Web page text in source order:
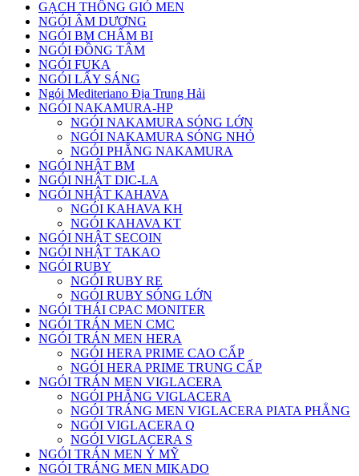
GẠCH THÔNG GIÓ MEN
NGÓI ÂM DƯƠNG
NGÓI BM CHẤM BI
NGÓI ĐỒNG TÂM
NGÓI FUKA
NGÓI LẤY SÁNG
Ngói Mediteriano Địa Trung Hải
NGÓI NAKAMURA-HP
NGÓI NAKAMURA SÓNG LỚN
NGÓI NAKAMURA SÓNG NHỎ
NGÓI PHẲNG NAKAMURA
NGÓI NHẬT BM
NGÓI NHẬT DIC-LA
NGÓI NHẬT KAHAVA
NGÓI KAHAVA KH
NGÓI KAHAVA KT
NGÓI NHẬT SECOIN
NGÓI NHẬT TAKAO
NGÓI RUBY
NGÓI RUBY RE
NGÓI RUBY SÓNG LỚN
NGÓI THÁI CPAC MONITER
NGÓI TRÁN MEN CMC
NGÓI TRÁN MEN HERA
NGÓI HERA PRIME CAO CẤP
NGÓI HERA PRIME TRUNG CẤP
NGÓI TRÁN MEN VIGLACERA
NGÓI PHẲNG VIGLACERA
NGÓI TRÁNG MEN VIGLACERA PIATA PHẲNG
NGÓI VIGLACERA Q
NGÓI VIGLACERA S
NGÓI TRÁN MEN Ý MỸ
NGÓI TRÁNG MEN MIKADO